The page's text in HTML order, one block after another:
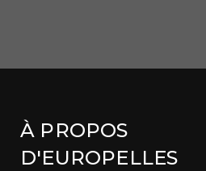
À PROPOS
D'EUROPELLES